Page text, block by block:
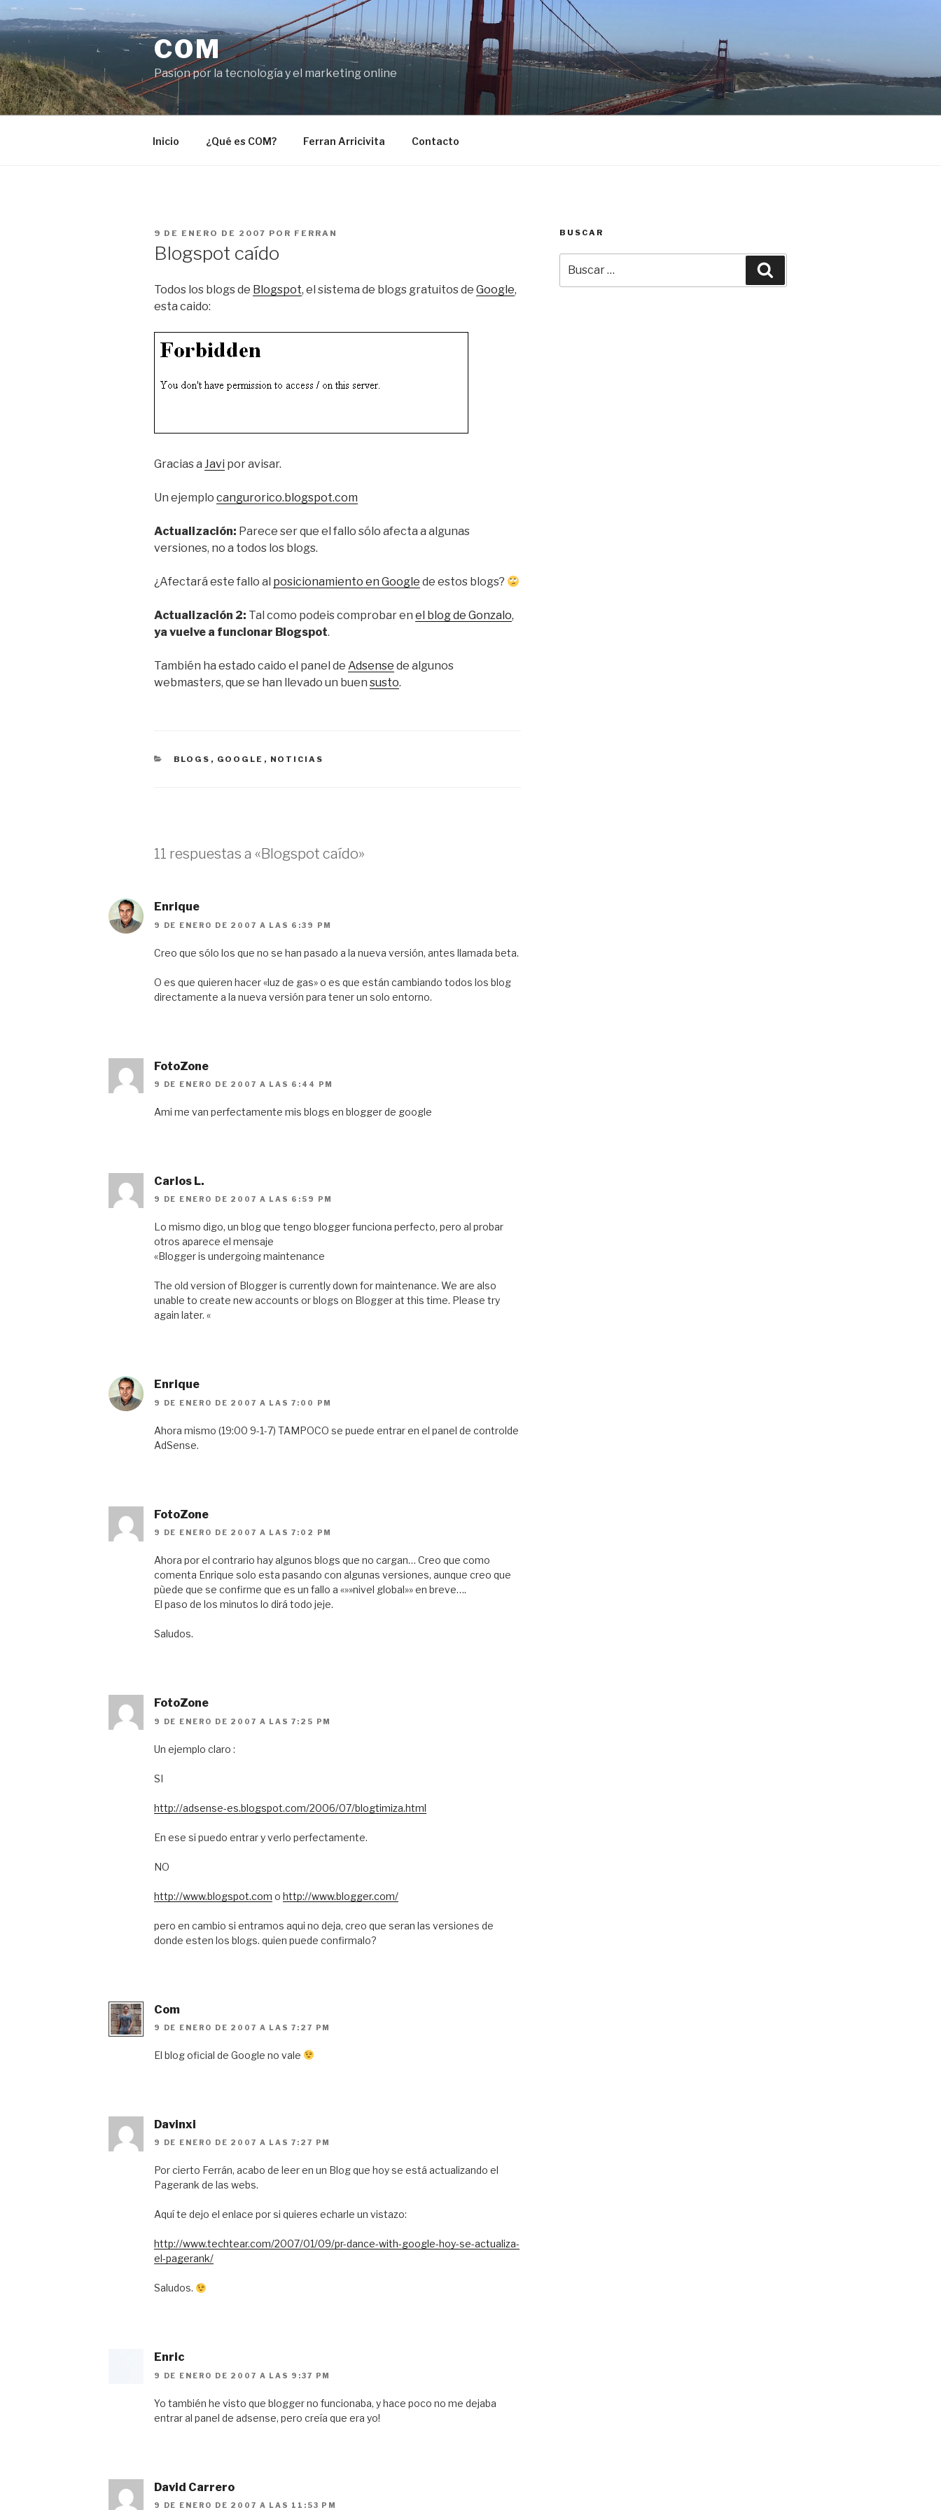
Saltar
al
contenido
COM
Pasíon por la tecnología y el marketing online
Inicio ¿Qué es COM? Ferran Arricivita Contacto
PUBLICADO
9 DE ENERO DE 2007 POR FERRAN
Blogspot caído
Todos los blogs de Blogspot, el sistema de blogs gratuitos de Google,
esta caido:
Gracias a Javi por avisar.
Un ejemplo cangurorico.blogspot.com
Actualización: Parece ser que el fallo sólo afecta a algunas
versiones, no a todos los blogs.
¿Afectará este fallo al posicionamiento en Google de estos blogs?
Actualización 2: Tal como podeis comprobar en el blog de Gonzalo,
ya vuelve a funcionar Blogspot.
También ha estado caido el panel de Adsense de algunos
webmasters, que se han llevado un buen susto.
CATEGORÍAS
BLOGS , GOOGLE , NOTICIAS
11 respuestas a «Blogspot caído»
Enrique
9 DE ENERO DE 2007 A LAS 6:39 PM
Creo que sólo los que no se han pasado a la nueva versión, antes llamada beta.
O es que quieren hacer «luz de gas» o es que están cambiando todos los blog
directamente a la nueva versión para tener un solo entorno.
FotoZone
9 DE ENERO DE 2007 A LAS 6:44 PM
Ami me van perfectamente mis blogs en blogger de google
Carlos L.
9 DE ENERO DE 2007 A LAS 6:59 PM
Lo mismo digo, un blog que tengo blogger funciona perfecto, pero al probar
otros aparece el mensaje
«Blogger is undergoing maintenance
The old version of Blogger is currently down for maintenance. We are also
unable to create new accounts or blogs on Blogger at this time. Please try
again later. «
Enrique
9 DE ENERO DE 2007 A LAS 7:00 PM
Ahora mismo (19:00 9-1-7) TAMPOCO se puede entrar en el panel de controlde
AdSense.
FotoZone
9 DE ENERO DE 2007 A LAS 7:02 PM
Ahora por el contrario hay algunos blogs que no cargan… Creo que como
comenta Enrique solo esta pasando con algunas versiones, aunque creo que
pùede que se confirme que es un fallo a «»»nivel global»» en breve….
El paso de los minutos lo dirá todo jeje.
Saludos.
FotoZone
9 DE ENERO DE 2007 A LAS 7:25 PM
Un ejemplo claro :
SI
http://adsense-es.blogspot.com/2006/07/blogtimiza.html
En ese si puedo entrar y verlo perfectamente.
NO
http://www.blogspot.com o http://www.blogger.com/
pero en cambio si entramos aqui no deja, creo que seran las versiones de
donde esten los blogs. quien puede confirmalo?
Com
9 DE ENERO DE 2007 A LAS 7:27 PM
El blog oficial de Google no vale
Davinxi
9 DE ENERO DE 2007 A LAS 7:27 PM
Por cierto Ferrán, acabo de leer en un Blog que hoy se está actualizando el
Pagerank de las webs.
Aquí te dejo el enlace por si quieres echarle un vistazo:
http://www.techtear.com/2007/01/09/pr-dance-with-google-hoy-se-actualiza-
el-pagerank/
Saludos.
Enric
9 DE ENERO DE 2007 A LAS 9:37 PM
Yo también he visto que blogger no funcionaba, y hace poco no me dejaba
entrar al panel de adsense, pero creía que era yo!
David Carrero
9 DE ENERO DE 2007 A LAS 11:53 PM
BUSCAR
por: